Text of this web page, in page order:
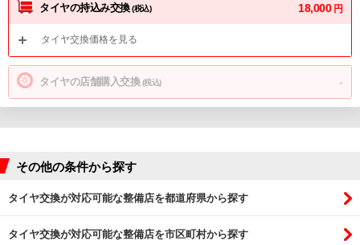
タイヤの持込み交換(税込) 18,000 円
タイヤ交換価格を見る
タイヤの店舗購入交換(税込) -
その他の条件から探す
タイヤ交換が対応可能な整備店を都道府県から探す
タイヤ交換が対応可能な整備店を市区町村から探す